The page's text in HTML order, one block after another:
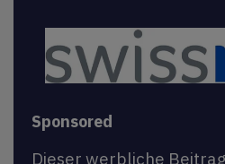
Sponsored
Dieser werbliche